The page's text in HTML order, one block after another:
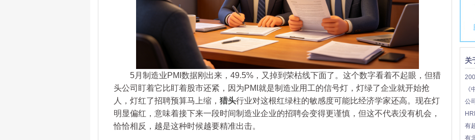
5月制造业PMI数据刚出来，49.5%，又掉到荣枯线下面了。这个数字看着不起眼，但猎
头公司盯着它比盯着股市还紧，因为PMI就是制造业用工的信号灯，灯绿了企业就开始抢
人，灯红了招聘预算马上缩， 猎头行业对这根红绿柱的敏感度可能比经济学家还高。现在灯
明显偏红，意味着接下来一段时间制造业企业的招聘会变得更谨慎，但这不代表没有机会，
恰恰相反，越是这种时候越要精准出击。
关
《
公
有
有